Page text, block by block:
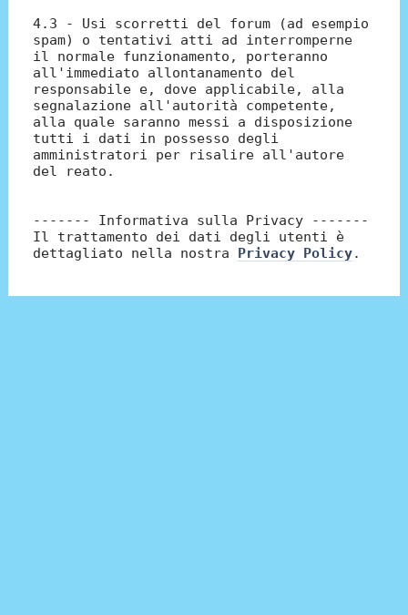
4.3 - Usi scorretti del forum (ad esempio
spam) o tentativi atti ad interromperne
il normale funzionamento, porteranno
all'immediato allontanamento del
responsabile e, dove applicabile, alla
segnalazione all'autorità competente,
alla quale saranno messi a disposizione
tutti i dati in possesso degli
amministratori per risalire all'autore
del reato.
------- Informativa sulla Privacy -------
Il trattamento dei dati degli utenti è
dettagliato nella nostra Privacy Policy.